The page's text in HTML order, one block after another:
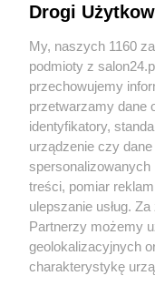
Sport
Społeczeństwo
Kultura
X
Drogi
My, naszych 1160
podmioty z
przechowujemy
przetwarzamy dane
identyfikatory,
urządzenie czy
treści, pomiar
ulepszanie usług.
Partnerzy możemy
geolokalizacyjnych
charakterystykę